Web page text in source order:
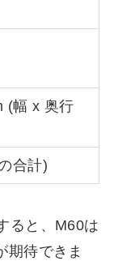
(幅 x 奥行
合計)
ると、M60は
期待できま